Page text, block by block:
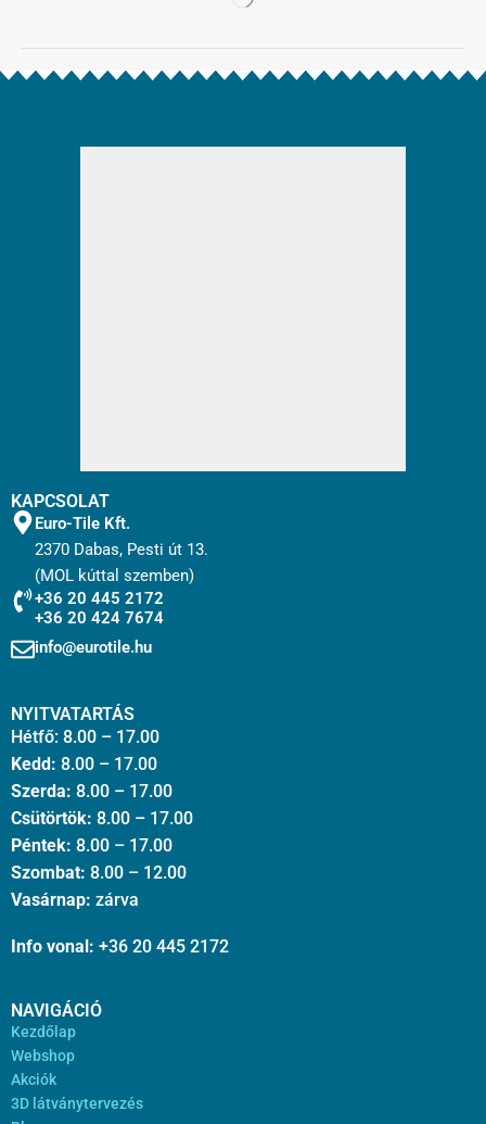
KAPCSOLAT
Euro-Tile Kft.
2370 Dabas, Pesti út 13.
(MOL kúttal szemben)
+36 20 445 2172
+36 20 424 7674
info@eurotile.hu
NYITVATARTÁS
Hétfő: 8.00 – 17.00
Kedd: 8.00 – 17.00
Szerda: 8.00 – 17.00
Csütörtök: 8.00 – 17.00
Péntek: 8.00 – 17.00
Szombat: 8.00 – 12.00
Vasárnap: zárva
Info vonal: +36 20 445 2172
NAVIGÁCIÓ
Kezdőlap
Webshop
Akciók
3D látványtervezés